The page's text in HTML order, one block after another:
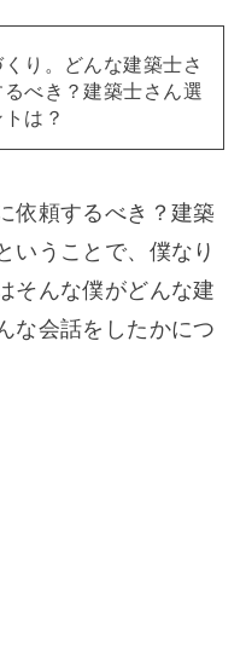
り。どんな建築士さ
るべき？建築士さん選
は？
依頼するべき？建築
いうことで、僕なり
そんな僕がどんな建
な会話をしたかにつ